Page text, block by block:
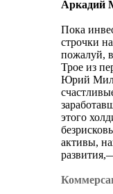
Аркадий
Пока
строчки
пожалуй,
Трое из
Юрий
этого
активы,